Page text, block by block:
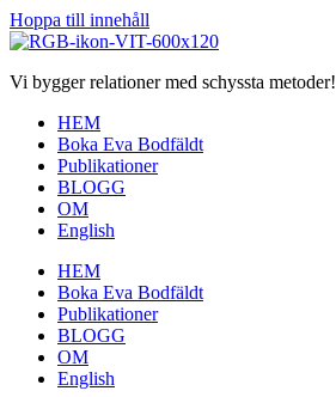
Hoppa till innehåll
Vi bygger relationer med schyssta metoder!
HEM
Boka Eva Bodfäldt
Publikationer
BLOGG
OM
English
HEM
Boka Eva Bodfäldt
Publikationer
BLOGG
OM
English